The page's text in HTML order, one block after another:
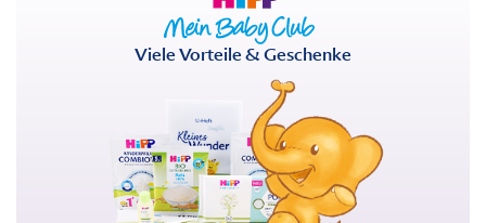
Viele Vorteile & Geschenke